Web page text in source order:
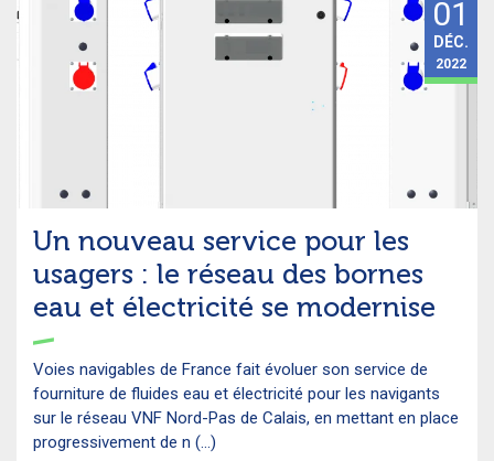
Un nouveau service pour les
usagers : le réseau des bornes
eau et électricité se modernise
Voies navigables de France fait évoluer son service de
fourniture de fluides eau et électricité pour les navigants
sur le réseau VNF Nord-Pas de Calais, en mettant en place
progressivement de n (...)
01
DÉC.
2022